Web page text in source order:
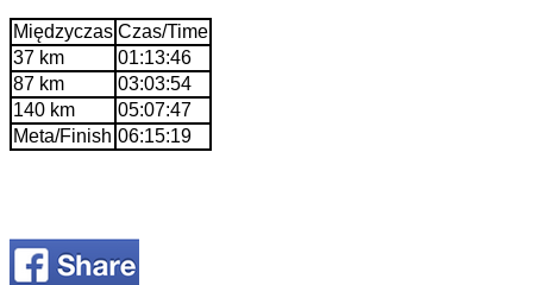
Międzyczas Czas/Time
37 km
01:13:46
87 km
03:03:54
140 km
05:07:47
Meta/Finish 06:15:19